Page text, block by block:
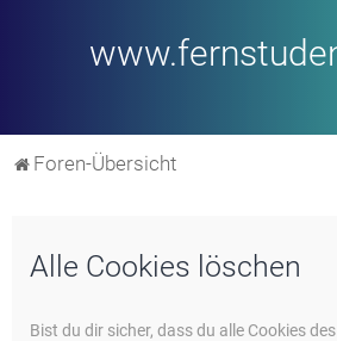
Foren-Übersicht
Alle Cookies löschen
Bist du dir sicher, dass du alle Cookies